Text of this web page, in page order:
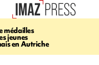
médailles
jeunes
en Autriche
20:46